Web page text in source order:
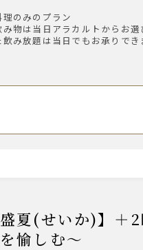
理のみのプラン
み物は当日アラカルトからお選
飲み放題は当日でもお承りでき
付～鮑、金目鯛、黒毛和牛など旬味覚、
愉しむ～